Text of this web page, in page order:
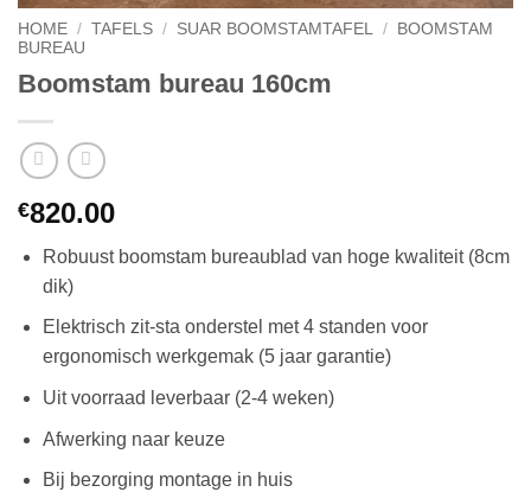
HOME / TAFELS / SUAR BOOMSTAMTAFEL /
BOOMSTAM
BUREAU
Boomstam bureau 160cm
€820.00
Robuust boomstam bureaublad van hoge kwaliteit (8cm
dik)
Elektrisch zit-sta onderstel met 4 standen voor
ergonomisch werkgemak (5 jaar garantie)
Uit voorraad leverbaar (2-4 weken)
Afwerking naar keuze
Bij bezorging montage in huis